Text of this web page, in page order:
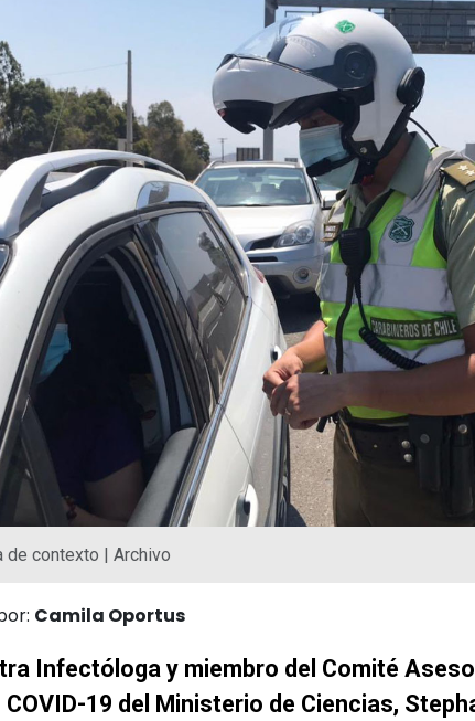
de contexto | Archivo
Camila Oportus
Infectóloga y miembro del Comité
19 del Ministerio de Ciencias,